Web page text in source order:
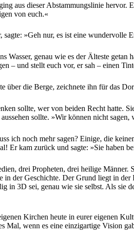
aus dieser Abstammungslinie hervor.
von euch.«
»Geh nur, es ist eine wundervolle
Wasser, genau wie es der Älteste
– und stellt euch vor, er sah – einen
über die Berge, zeichnete ihn für das
sollte, wer von beiden Recht hatte.
sollte. »Wir können nicht
ich noch mehr sagen? Einige, die
Er kam zurück und sagte: »Sie haben
drei Propheten, drei heilige Männer.
in der Geschichte. Der Grund liegt in
in 3D sei, genau wie sie selbst. Als sie
Kirchen heute in eurer eigenen
Mal, wenn es eine einzigartige Vision